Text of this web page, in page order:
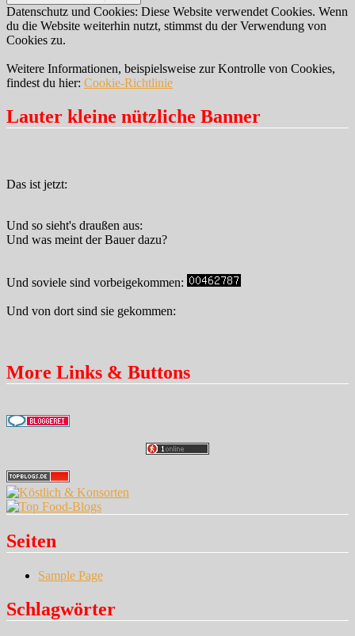
Datenschutz und Cookies: Diese Website verwendet Cookies. Wenn
du die Website weiterhin nutzt, stimmst du der Verwendung von
Cookies zu.
Weitere Informationen, beispielsweise zur Kontrolle von Cookies,
findest du hier: Cookie-Richtlinie
Lauter kleine nützliche Banner
Das ist jetzt:
Und so sieht's draußen aus:
Und was meint der Bauer dazu?
Und soviele sind vorbeigekommen:
Und von dort sind sie gekommen:
More Links & Buttons
Seiten
Sample Page
Schlagwörter